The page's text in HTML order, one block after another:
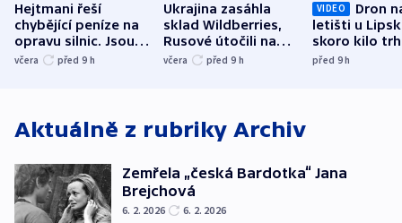
Hejtmani řeší
chybějící peníze na
opravu silnic. Jsou
nenárokové, namítá
včera před 9 h
Ukrajina zasáhla
sklad Wildberries,
Rusové útočili na
trh, hasiče či
včera před 9 h
VIDEO
Dron
letišti u
skoro kilo
indicie
před 9h
Aktuálně z rubriky Archiv
Zemřela „česká Bardotka“ Jana
Brejchová
6. 2. 2026 6. 2. 2026